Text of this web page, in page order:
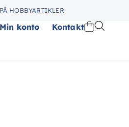
HOBBYARTIKLER
Min konto Kontakt